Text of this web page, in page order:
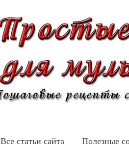
Все статьи сайта Полезные